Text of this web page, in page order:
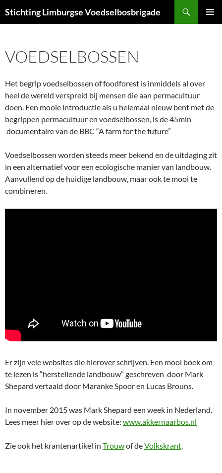
naar
Stichting Limburgse Voedselbosbrigade
VOEDSELBOSSEN
Het begrip voedselbossen of foodforest is inmiddels al over
heel de wereld verspreid bij mensen die aan permacultuur
doen. Een mooie introductie als u helemaal nieuw bent met de
begrippen permacultuur en voedselbossen, is de 45min
documentaire van de BBC “A farm for the future”
Voedselbossen worden steeds meer bekend en de uitdaging zit
in een alternatief voor een ecologische manier van landbouw.
Aanvullend op de huidige landbouw, maar ook te mooi te
combineren.
Er zijn vele websites die hierover schrijven. Een mooi boek om
te lezen is “herstellende landbouw” geschreven door Mark
Shepard vertaald door Maranke Spoor en Lucas Brouns.
In november 2015 was Mark Shepard een week in Nederland.
Lees meer hier over op de website: www.akkernaarbos.nl
Zie ook het krantenartikel in Trouwof deVolkskrant.